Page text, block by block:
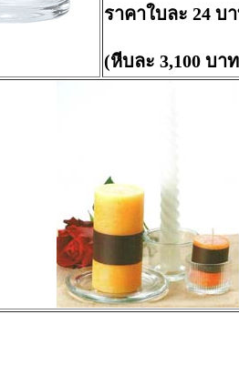
ราคาใบละ 24 บ
(หีบละ 3,100 บา